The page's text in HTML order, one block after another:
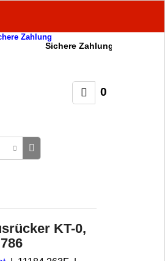
Sichere Zahlung
0
KT-0,